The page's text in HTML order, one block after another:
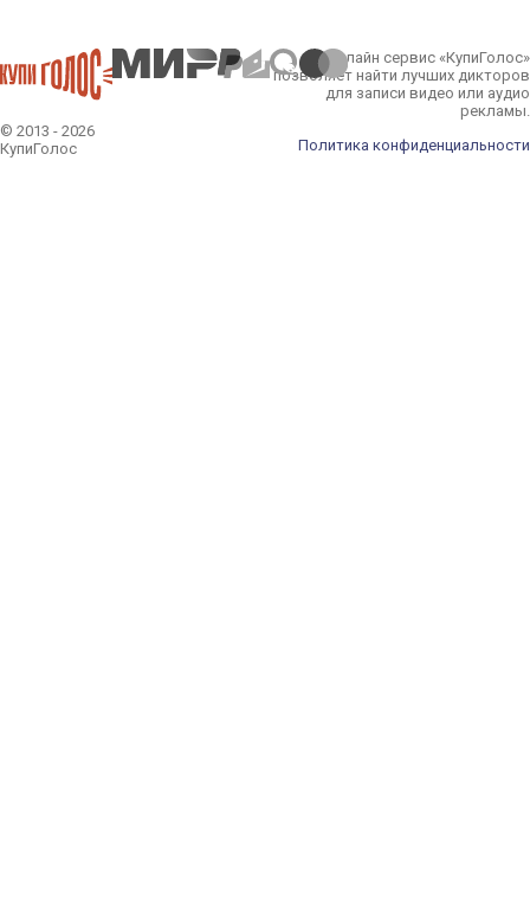
© 2013 - 2026
КупиГолос
Онлайн сервис «КупиГолос»
позволяет найти лучших дикторов
для записи видео или аудио
рекламы.
Политика конфиденциальности